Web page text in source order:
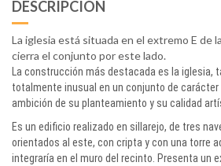
DESCRIPCIÓN
La iglesia está situada en el extremo E de
cierra el conjunto por este lado.
La construcción más destacada es la iglesia,
totalmente inusual en un conjunto de
ambición de su planteamiento y su calidad
Es un edificio realizado en sillarejo, de tres
orientados al este, con cripta y con una torre
integraría en el muro del recinto. Presenta un